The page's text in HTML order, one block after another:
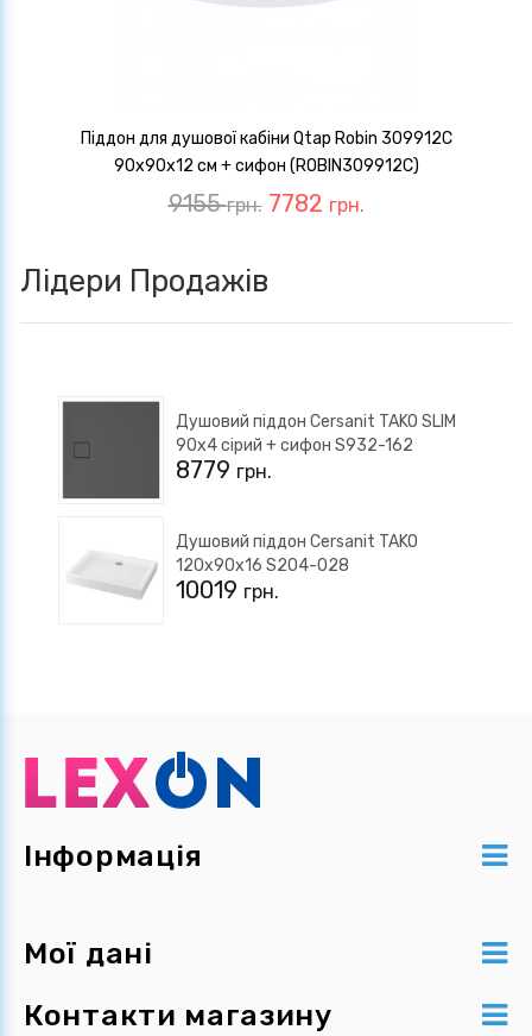
Піддон для душової кабіни Qtap Robin 309912C
90x90x12 см + сифон (ROBIN309912C)
9155грн. 7782 грн.
Лідери Продажів
Душовий піддон Cersanit TAKO SLIM
90x4 сірий + сифон S932-162
8779 грн.
Душовий піддон Cersanit TAKO
120х90х16 S204-028
10019 грн.
Інформація
Мої дані
Контакти магазину